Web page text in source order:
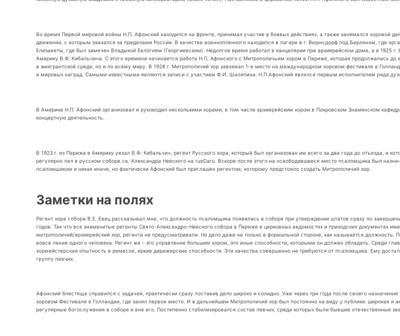
Во время Первой мировой войны Н.П. Афонский находился на фронте, принимал участие в боевых действиях, а также занимался хоровой
движении, с которым оказался за пределами России. В качестве военнопленного находился в лагере в г. Вюрнсдорф под Берлином, где
Елизаветы, где был замечен Владыкой Евлогием (Георгиевским). Недолгое время работал в канцелярии при архиерейском доме, а в 1925
Америку В.Ф. Кибальчича. С этого времени начинается работа Н.П. Афонского с Митрополичьим хором в Париже, которая продолжалась
в эмигрантской среде, но и по всему миру. В 1928 г. Митрополичий хор завоевал 1-е место на международном хоровом фестивале в
и мировых наград. Самыми известными являются записи с участием Ф.И. Шаляпина. Н.П.Афонский являлся первым исполнителем ряда
В Америке Н.П. Афонский организовал и руководил несколькими хорами, в том числе архиерейским хором в Покровском Знаменском
концертную деятельность.
В 1923 г. из Парижа в Америку уехал В.Ф. Кибальчич, регент Русского хора, который был организован им всего за два года до отъезда, и
регулярно пел в русском соборе св. Александра Невского на rueDaru. Вскоре после этого на освободившееся место псаломщика был
псаломщиком и никак иначе, но фактически Афонский был приглашен регентом, которому предстояло создать Митрополичий хор.
Заметки на полях
Регент хора собора В.Е. Евец рассказывал мне, что должность псаломщика появилась в соборе при утверждении штатов сразу по
годов. Так что все знаменитые регенты Свято-Александро-Невского собора в Париже в церковных ведомостях и приходских документах
митрополичий/архиерейский хор, регента не предусматривали. Но дело даже не только в формальной стороне, как называется
вовсе пение одного человека. Регент же – это управление большим хором, это иные способности, которыми он должен обладать. Среди
хормейстерская опытность в ремесле, яркие дирижерские способности. Эти качества совершенно не требуются от псаломщика. Ему
группу певчих.
Афонский блестяще справился с задачей, практически сразу поставив дело широко и солидно. Уже через три года после своего
хоровом Фестивале в Голландии, где занял первое место. И в дальнейшем Митрополичий хор был постоянно на виду у публики: широкая и
регулярные богослужения в соборе и вне его. Постепенно стабилизировался состав певчих, среди которых были бывшие отечественные